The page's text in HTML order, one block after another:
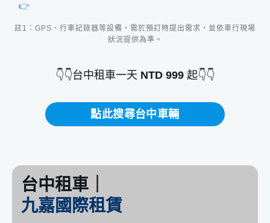
👉
註1：GPS、行車記錄器等設備，需於預訂時提出需求，並依車行現場
狀況提供為準。
👇👇台中租車一天 NTD 999 起👇👇
點此搜尋台中車輛
台中租車｜
九嘉國際租賃